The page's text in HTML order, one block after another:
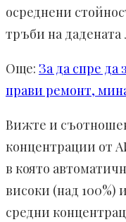
осреднени
тръби на дадената
Още: За да спре да
прави ремонт,
Вижте и
концентрации от
в която
високи (над 100%)
средни